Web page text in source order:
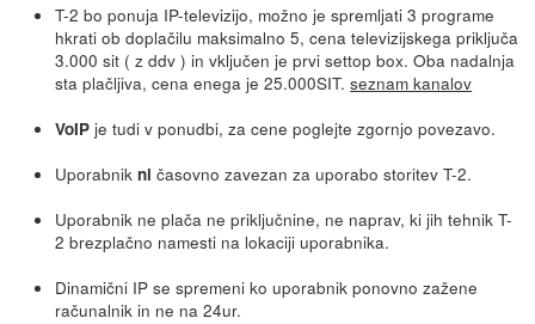
T-2 bo ponuja IP-televizijo, možno je spremljati 3 programe
hkrati ob doplačilu maksimalno 5, cena televizijskega priključa
3.000 sit ( z ddv ) in vključen je prvi settop box. Oba nadalnja
sta plačljiva, cena enega je 25.000SIT.seznam kanalov
VoIP je tudi v ponudbi, za cene poglejte zgornjo povezavo.
Uporabnikni časovno zavezan za uporabo storitev T-2.
Uporabnik ne plača ne priključnine, ne naprav, ki jih tehnik T-
2 brezplačno namesti na lokaciji uporabnika.
Dinamični IP se spremeni ko uporabnik ponovno zažene
računalnik in ne na 24ur.